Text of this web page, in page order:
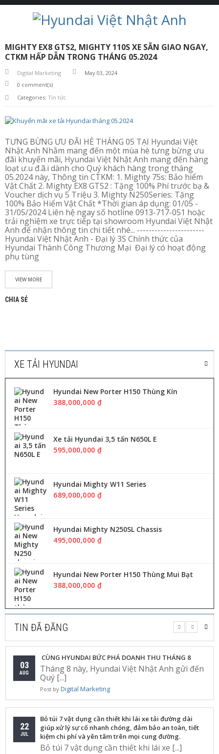
Y
U
D
A
V
A
D
Ị
C
H
V
Ụ
T
I
N
T
Ứ
C
X
E
Ả
I
H
A
MIGHTY EX8 GTS2, MIGHTY 110S XE SẴN GIAO NGAY,
CTKM HẤP DẪN TRONG THÁNG 05.2024
Digital Marketing
May 03, 2024
0 comment(s)
Categories: Tin tức
TƯNG BỪNG ƯU ĐÃI HÈ THÁNG 05 TẠI Hyundai Việt
Nhật Anh Nhằm mang đến một mùa hè tưng bừng ưu
đãi khuyến mãi, Hyundai Việt Nhật Anh mang đến hàng
loạt ư.u đ.ã.i dành cho Quý khách hàng trong tháng
05.2024 này, Thông tin CTKM: 1. Mighty 75s: Bảo hiểm
Vật Chất 2. Mighty EX8 GTS2 : Tặng 100% Phí trước bạ &
Voucher dịch vụ 5 Triệu 3. Mighty N250Series: Tặng
100% Bảo Hiểm Vật Chất *Thời gian áp dụng: 01/05 -
31/05/2024 Liên hệ ngay số hotline 0913-717-051 hoặc
trải nghiệm xe trực tiếp tại showroom Hyundai Việt Nhật
Anh để nhận thông tin chi tiết nhé... -----------------------
Hyundai Việt Nhật Anh - Đại lý 3S Chính thức của
Hyundai Thành Công Thương Mại ️ Đại lý có hoạt động
phụ tùng
VIEW MORE
CHIA SẺ
XE TẢI HYUNDAI
Hyundai New Porter H150 Thùng Kín
388,000,000 ₫
Xe tải Hyundai 3,5 tấn N650L E
595,000,000 ₫
Hyundai Mighty W11 Series
689,000,000 ₫
Hyundai Mighty N250SL Chassis
495,000,000 ₫
Hyundai New Porter H150 Thùng Mui Bạt
388,000,000 ₫
TIN ĐÃ ĐĂNG
03
AUG
CÙNG HYUNDAI BỨC PHÁ DOANH THU THÁNG 8
Tháng 8 này, Hyundai Việt Nhật Anh gửi đến
Quý [...]
Post by Digital Marketing
22
JUL
Bỏ túi 7 vật dụng cần thiết khi lái xe tải đường dài
giúp xử lý sự cố nhanh chóng, đảm bảo an toàn, tiết
kiệm chi phí và yên tâm trên mọi cung đường.
Bỏ túi 7 vật dụng cần thiết khi lái xe [...]